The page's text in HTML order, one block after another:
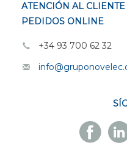
ATENCIÓN AL CLIENTE
PEDIDOS ONLINE
+34 93 700 62 32